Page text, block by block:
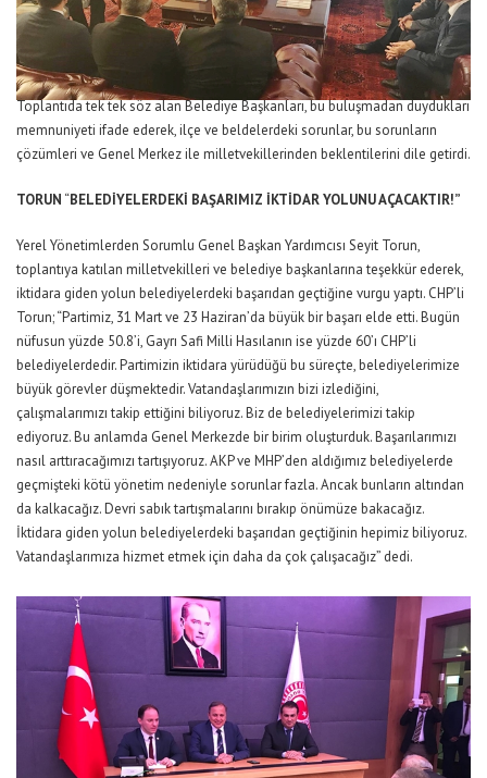
Toplantıda tek tek söz alan Belediye Başkanları, bu buluşmadan duydukları
memnuniyeti ifade ederek, ilçe ve beldelerdeki sorunlar, bu sorunların
çözümleri ve Genel Merkez ile milletvekillerinden beklentilerini dile getirdi.
TORUN “BELEDİYELERDEKİ BAŞARIMIZ İKTİDAR YOLUNU AÇACAKTIR!”
Yerel Yönetimlerden Sorumlu Genel Başkan Yardımcısı Seyit Torun,
toplantıya katılan milletvekilleri ve belediye başkanlarına teşekkür ederek,
iktidara giden yolun belediyelerdeki başarıdan geçtiğine vurgu yaptı. CHP’li
Torun; “Partimiz, 31 Mart ve 23 Haziran’da büyük bir başarı elde etti. Bugün
nüfusun yüzde 50.8’i, Gayrı Safi Milli Hasılanın ise yüzde 60’ı CHP’li
belediyelerdedir. Partimizin iktidara yürüdüğü bu süreçte, belediyelerimize
büyük görevler düşmektedir. Vatandaşlarımızın bizi izlediğini,
çalışmalarımızı takip ettiğini biliyoruz. Biz de belediyelerimizi takip
ediyoruz. Bu anlamda Genel Merkezde bir birim oluşturduk. Başarılarımızı
nasıl arttıracağımızı tartışıyoruz. AKP ve MHP’den aldığımız belediyelerde
geçmişteki kötü yönetim nedeniyle sorunlar fazla. Ancak bunların altından
da kalkacağız. Devri sabık tartışmalarını bırakıp önümüze bakacağız.
İktidara giden yolun belediyelerdeki başarıdan geçtiğinin hepimiz biliyoruz.
Vatandaşlarımıza hizmet etmek için daha da çok çalışacağız” dedi.